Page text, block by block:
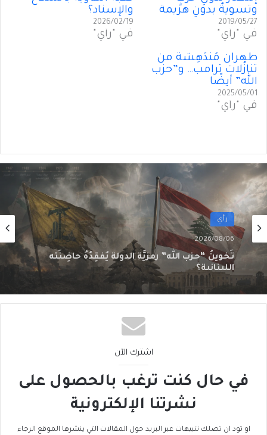
وتسويةٌ بدونِ هزيمة
2019/05/27
في "رأي"
والإسناد؟
2026/02/19
في "رأي"
طهران مُندَهِشة من
تنازُلات ترامب… و”حزب
الله” أيضًا
2025/05/01
في "رأي"
رأي
2026/08/06
سقوطُ “الأذرُع”: هل انتهى زمنُ الوكلاء؟
اشترك الآن
في حال كنت ترغب بالحصول على
نشرتنا الإلكترونية
او تود ان تصلك تنبيهات عبر البريد حول المقالات التي ينشرها الموقع الرجاء